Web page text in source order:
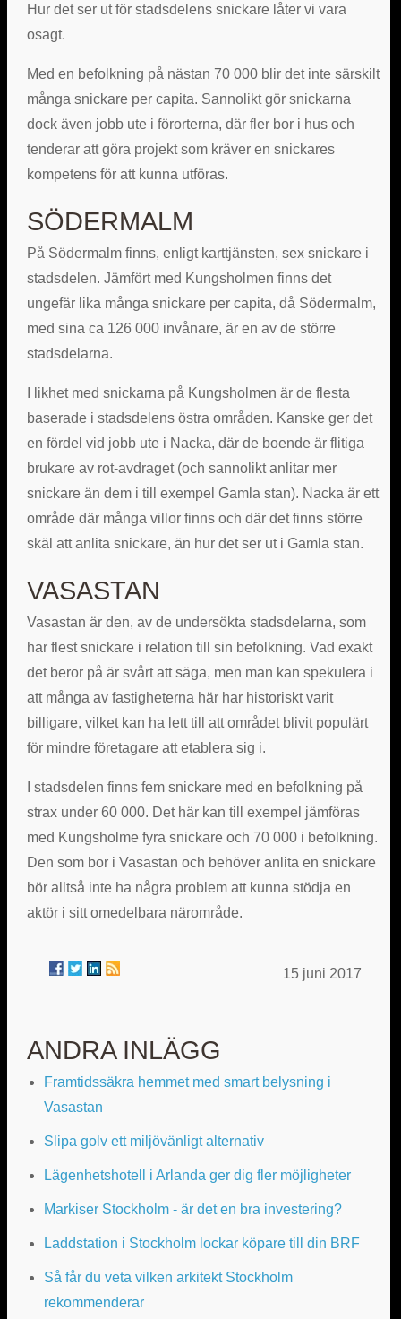
Hur det ser ut för stadsdelens snickare låter vi vara
osagt.
Med en befolkning på nästan 70 000 blir det inte särskilt
många snickare per capita. Sannolikt gör snickarna
dock även jobb ute i förorterna, där fler bor i hus och
tenderar att göra projekt som kräver en snickares
kompetens för att kunna utföras.
SÖDERMALM
På Södermalm finns, enligt karttjänsten, sex snickare i
stadsdelen. Jämfört med Kungsholmen finns det
ungefär lika många snickare per capita, då Södermalm,
med sina ca 126 000 invånare, är en av de större
stadsdelarna.
I likhet med snickarna på Kungsholmen är de flesta
baserade i stadsdelens östra områden. Kanske ger det
en fördel vid jobb ute i Nacka, där de boende är flitiga
brukare av rot-avdraget (och sannolikt anlitar mer
snickare än dem i till exempel Gamla stan). Nacka är ett
område där många villor finns och där det finns större
skäl att anlita snickare, än hur det ser ut i Gamla stan.
VASASTAN
Vasastan är den, av de undersökta stadsdelarna, som
har flest snickare i relation till sin befolkning. Vad exakt
det beror på är svårt att säga, men man kan spekulera i
att många av fastigheterna här har historiskt varit
billigare, vilket kan ha lett till att området blivit populärt
för mindre företagare att etablera sig i.
I stadsdelen finns fem snickare med en befolkning på
strax under 60 000. Det här kan till exempel jämföras
med Kungsholme fyra snickare och 70 000 i befolkning.
Den som bor i Vasastan och behöver anlita en snickare
bör alltså inte ha några problem att kunna stödja en
aktör i sitt omedelbara närområde.
15 juni 2017
ANDRA INLÄGG
Framtidssäkra hemmet med smart belysning i
Vasastan
Slipa golv ett miljövänligt alternativ
Lägenhetshotell i Arlanda ger dig fler möjligheter
Markiser Stockholm - är det en bra investering?
Laddstation i Stockholm lockar köpare till din BRF
Så får du veta vilken arkitekt Stockholm
rekommenderar